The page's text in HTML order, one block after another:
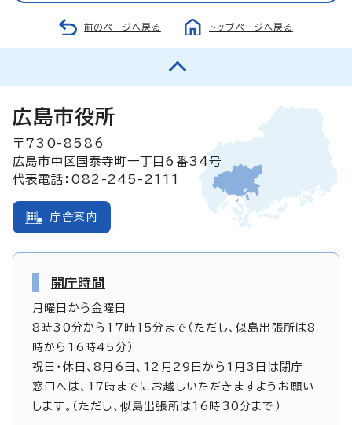
前のページへ戻る トップページへ戻る
広島市役所
〒730-8586
広島市中区国泰寺町一丁目6番34号
代表電話：082-245-2111
庁舎案内
開庁時間
月曜日から金曜日
8時30分から17時15分まで（ただし、似島出張所は8
時から16時45分）
祝日・休日、8月6日、12月29日から1月3日は閉庁
窓口へは、17時までにお越しいただきますようお願い
します。（ただし、似島出張所は16時30分まで）